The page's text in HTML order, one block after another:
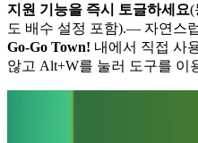
지원 기능을 즉시 토글하세요(
도 배수 설정 포함).— 자연스
Go-Go Town! 내에서 직접 사
않고 Alt+W를 눌러 도구를 이